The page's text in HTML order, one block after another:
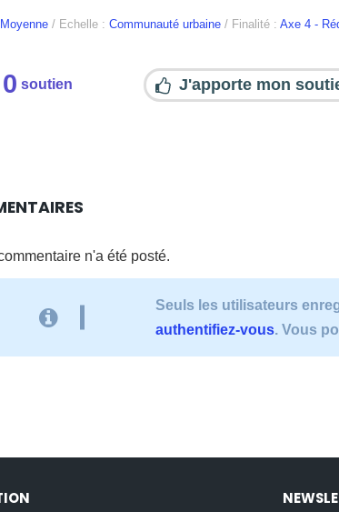
Moyenne / Echelle : Communauté urbaine / Finalité : Axe 4 -
0 soutien J'apporte mon
n'a été posté.
Seuls les utilisateurs
authentifiez-vous. Vous